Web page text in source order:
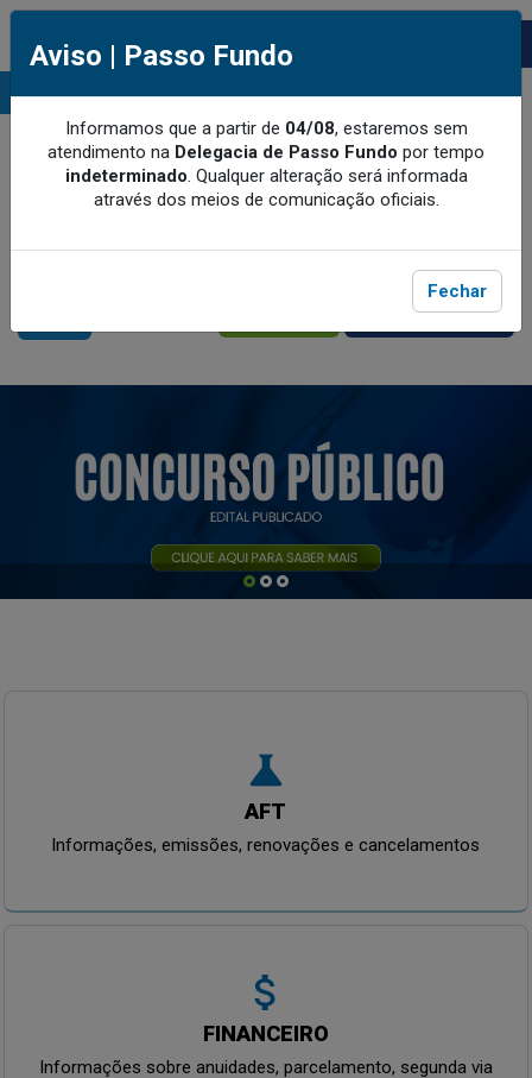
CRQ-V BENEFÍCIOS
Aviso | Passo Fundo
Informamos que a partir de 04/08, estaremos sem
atendimento na Delegacia de Passo Fundo por tempo
indeterminado. Qualquer alteração será informada
através dos meios de comunicação oficiais.
Fechar
science
AFT
Informações, emissões, renovações e cancelamentos
attach_money
FINANCEIRO
Informações sobre anuidades, parcelamento, segunda via